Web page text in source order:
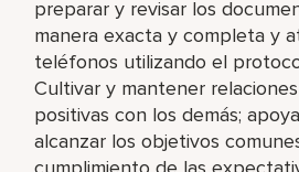
preparar y revisar los
manera exacta y completa y
teléfonos utilizando el
Cultivar y mantener
positivas con los demás;
alcanzar los objetivos
cumplimiento de las